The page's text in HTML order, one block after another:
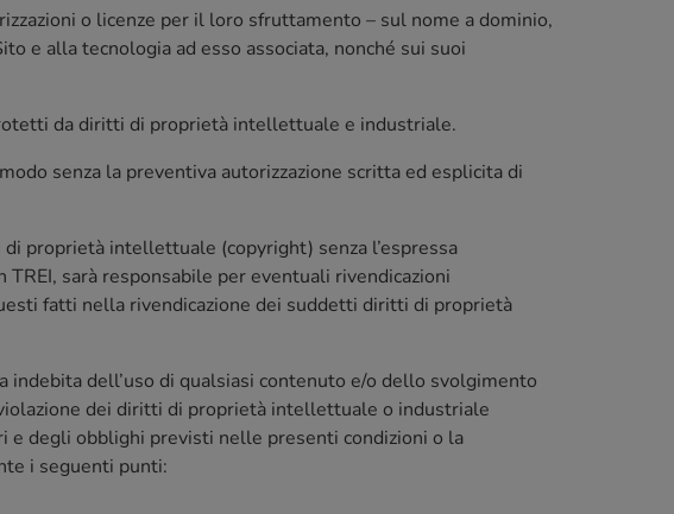
o licenze per il loro sfruttamento – sul nome a dominio,
e alla tecnologia ad esso associata, nonché sui suoi
da diritti di proprietà intellettuale e industriale.
senza la preventiva autorizzazione scritta ed esplicita di
proprietà intellettuale (copyright) senza l’espressa
sarà responsabile per eventuali rivendicazioni
fatti nella rivendicazione dei suddetti diritti di proprietà
dell’uso di qualsiasi contenuto e/o dello svolgimento
dei diritti di proprietà intellettuale o industriale
e degli obblighi previsti nelle presenti condizioni o la
i seguenti punti: